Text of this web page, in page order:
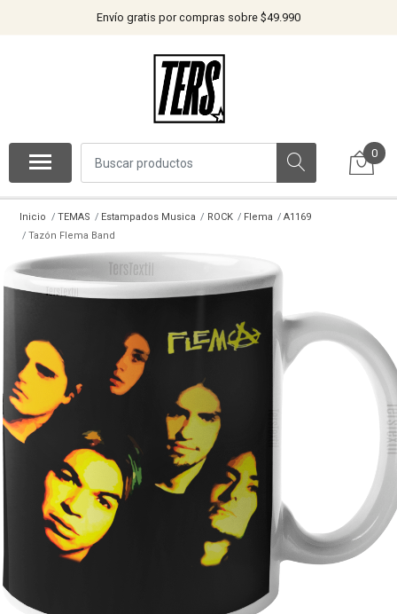
Envío gratis por compras sobre $49.990
0
Inicio TEMAS Estampados Musica ROCK Flema
A1169
Tazón Flema Band